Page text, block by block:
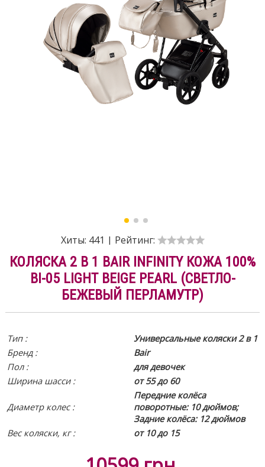
Хиты: 441 | Рейтинг:
КОЛЯСКА 2 В 1 BAIR INFINITY КОЖА 100%
BI-05 LIGHT BEIGE PEARL (СВЕТЛО-
БЕЖЕВЫЙ ПЕРЛАМУТР)
Тип :
Универсальные коляски 2 в 1
Бренд :
Bair
Пол :
для девочек
Ширина шасси :
от 55 до 60
Диаметр колес :
Передние колёса
поворотные: 10 дюймов;
Задние колёса: 12 дюймов
Вес коляски, кг :
от 10 до 15